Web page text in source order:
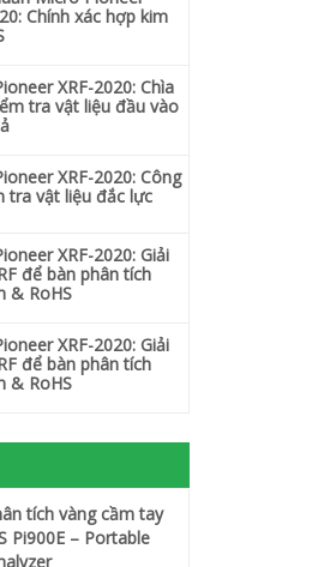
Chính xác hợp kim
XRF-2020: Chìa
tra vật liệu đầu vào
XRF-2020: Công
tra vật liệu đắc lực
XRF-2020: Giải
để bàn phân tích
& RoHS
XRF-2020: Giải
để bàn phân tích
& RoHS
tích vàng cầm tay
Pi900E – Portable